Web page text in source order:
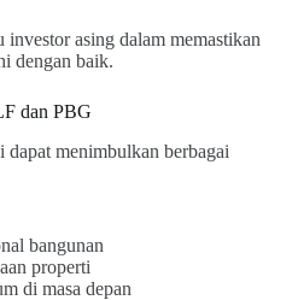
asing dalam memastikan
dengan baik.
dan PBG
menimbulkan berbagai
bangunan
properti
di masa depan